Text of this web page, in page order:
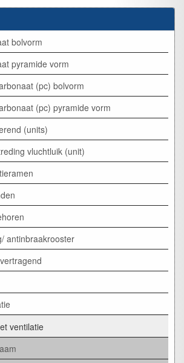
bolvorm
pyramide vorm
(pc) bolvorm
(pc) pyramide vorm
(units)
vluchtluik (unit)
antinbraakrooster
ventilatie